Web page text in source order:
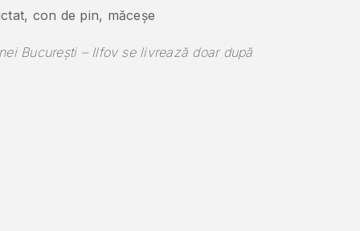
con de pin, măceșe
București – Ilfov se livrează doar după